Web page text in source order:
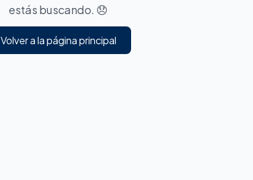
estás buscando. 😞
Volver a la página principal